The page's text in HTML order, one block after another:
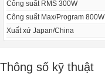
Công suất RMS 300W
Công suất Max/Program 800W
Xuất xứ Japan/China
Thông số kỹ thuật